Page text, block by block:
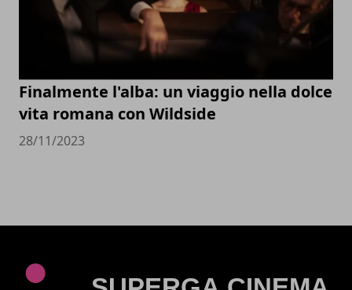
Finalmente l'alba: un viaggio nella dolce
vita romana con Wildside
28/11/2023